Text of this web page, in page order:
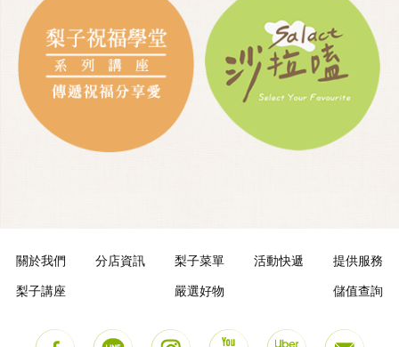
關於我們 分店資訊 梨子菜單 活動快遞 提供服務
梨子講座 嚴選好物 儲值查詢